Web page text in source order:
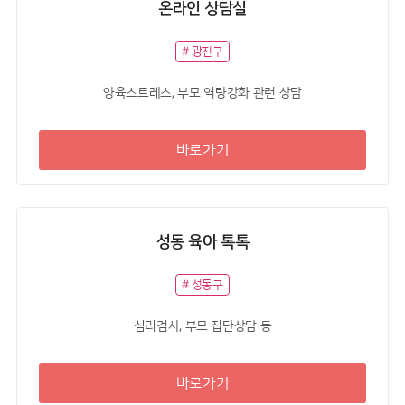
온라인 상담실
# 광진구
양육스트레스, 부모 역량강화 관련 상담
바로가기
성동 육아 톡톡
# 성동구
심리검사, 부모 집단상담 등
바로가기